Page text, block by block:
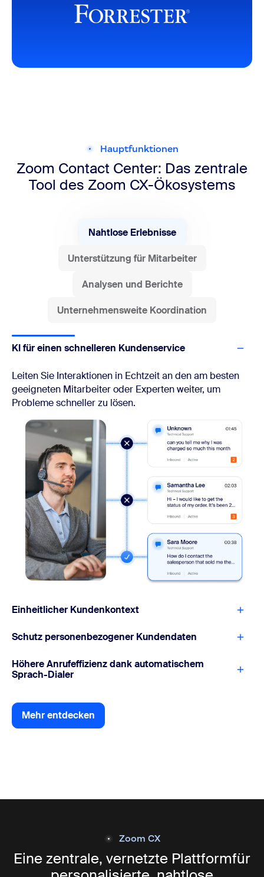
Hauptfunktionen
Zoom Contact Center: Das zentrale
Tool des Zoom CX-Ökosystems
Nahtlose Erlebnisse
Unterstützung für Mitarbeiter
Analysen und Berichte
Unternehmensweite Koordination
KI für einen schnelleren Kundenservice
Leiten Sie Interaktionen in Echtzeit an den am besten
geeigneten Mitarbeiter oder Experten weiter, um
Probleme schneller zu lösen.
Einheitlicher Kundenkontext
Schutz personenbezogener Kundendaten
Höhere Anrufeffizienz dank automatischem
Sprach-Dialer
Mehr entdecken
Mehr entdecken
Zoom CX
Eine zentrale, vernetzte Plattformfür